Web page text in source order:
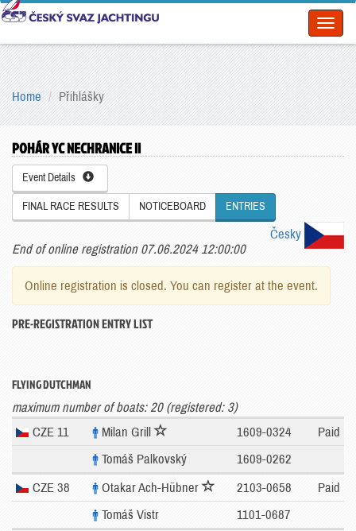
Home Přihlášky
POHÁR YC NECHRANICE II
Event Details
FINAL RACE RESULTS NOTICEBOARD ENTRIES
Česky
End of online registration 07.06.2024 12:00:00
Online registration is closed. You can register at the event.
PRE-REGISTRATION ENTRY LIST
FLYING DUTCHMAN
maximum number of boats: 20 (registered: 3)
CZE 11
Milan Grill 1609-0324
Paid
Tomáš Palkovský
1609-0262
CZE 38 Otakar Ach-Hübner 2103-0658
Paid
Tomáš Vistr
1101-0687